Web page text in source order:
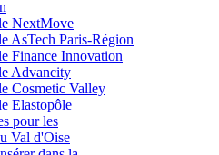
NextMove
AsTech Paris-Région
Finance Innovation
Advancity
Cosmetic Valley
Elastopôle
pour les
Val d'Oise